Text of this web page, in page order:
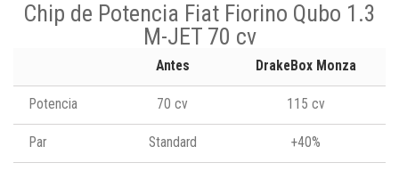
Chip de Potencia Fiat Fiorino Qubo 1.3
M-JET 70 cv
Antes DrakeBox Monza
Potencia 70 cv 115 cv
Par Standard +40%